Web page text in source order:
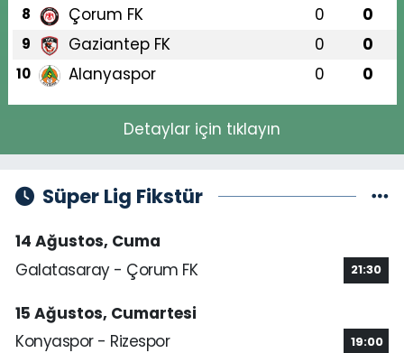
8 Çorum FK 0 0
9 Gaziantep FK 0 0
10 Alanyaspor 0 0
Detaylar için tıklayın
Süper Lig Fikstür
14 Ağustos, Cuma
Galatasaray - Çorum FK
21:30
15 Ağustos, Cumartesi
Konyaspor - Rizespor
19:00